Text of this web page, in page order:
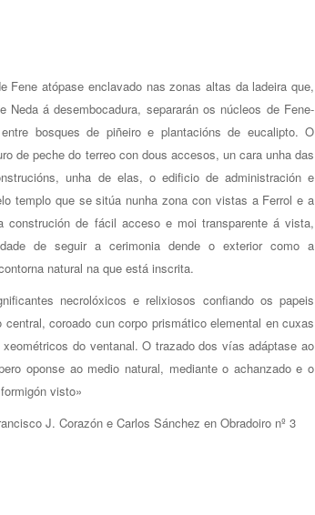
Fene atópase enclavado nas zonas altas da ladeira que,
Neda á desembocadura, separarán os núcleos de Fene-
bosques de piñeiro e plantacións de eucalipto. O
de peche do terreo con dous accesos, un cara unha das
unha de elas, o edificio de administración e
templo que se sitúa nunha zona con vistas a Ferrol e a
construción de fácil acceso e moi transparente á vista,
de seguir a cerimonia dende o exterior como a
natural na que está inscrita.
necrolóxicos e relixiosos confiando os papeis
coroado cun corpo prismático elemental en cuxas
do ventanal. O trazado dos vías adáptase ao
oponse ao medio natural, mediante o achanzado e o
visto»
J. Corazón e Carlos Sánchez en Obradoiro nº 3